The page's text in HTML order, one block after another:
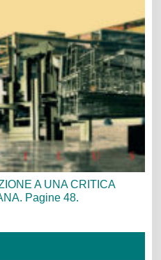
A UNA CRITICA
Pagine 48.